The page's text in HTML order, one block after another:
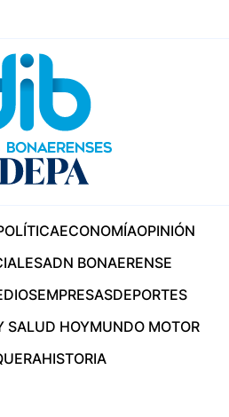
ECONOMÍAOPINIÓN
ADN BONAERENSE
EMPRESASDEPORTES
SALUD HOYMUNDO MOTOR
HISTORIA